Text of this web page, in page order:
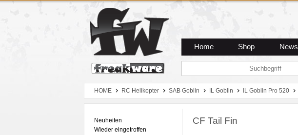
Zum Hauptmenue
Zum Seiteninhalt
Zum Warenkob
Home Shop News
HOME RC Helikopter SAB Goblin IL Goblin IL Goblin Pro 520
Neuheiten
Wieder eingetroffen
CF Tail Fin